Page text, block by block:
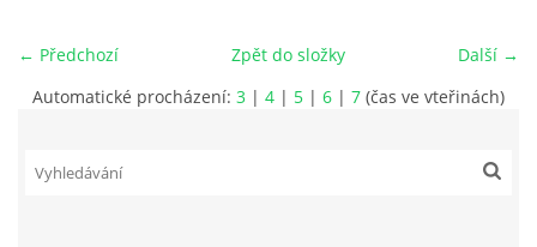
ETICKÉ HODNOTY FOTOKLUBU
Fotoklub Ivančice - FotKI, z. s.
← Předchozí Další →
Zpět do složky
Automatické procházení: 3 | 4 | 5 | 6 | 7 (čas ve vteřinách)